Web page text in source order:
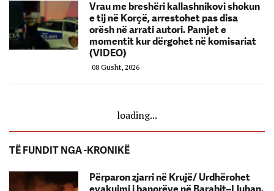
Vrau me breshëri kallashnikovi shokun
e tij në Korçë, arrestohet pas disa
orësh në arrati autori. Pamjet e
momentit kur dërgohet në komisariat
(VIDEO)
08 Gusht, 2026
loading...
TË FUNDIT NGA -KRONIKË
Përparon zjarri në Krujë/ Urdhërohet